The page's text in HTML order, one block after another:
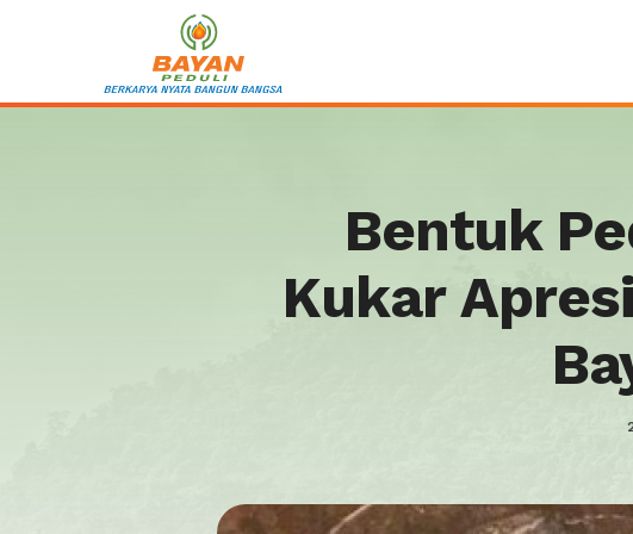
Bentuk
Kukar